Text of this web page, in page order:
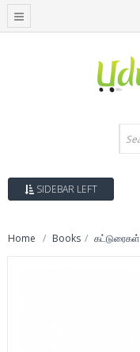
SIDEBAR LEFT
Home Books கட்டுரைகள்